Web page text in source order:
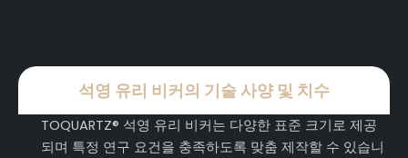
석영 유리 비커의 기술 사양 및 치수
TOQUARTZ® 석영 유리 비커는 다양한 표준 크기로 제공
되며 특정 연구 요건을 충족하도록 맞춤 제작할 수 있습니